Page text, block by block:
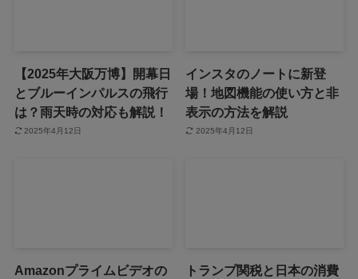
【2025年大阪万博】開幕日
とブルーインパルスの飛行
は？雨天時の対応も解説！
2025年4月12日
インスタのノートに新登
場！地図機能の使い方と非
表示の方法を解説
2025年4月12日
Amazonプライムビデオの
トランプ関税と日本の消費